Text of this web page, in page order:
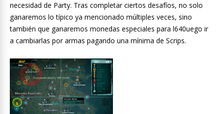
necesidad de Party. Tras completar ciertos desafíos, no solo
ganaremos lo típico ya mencionado múltiples veces, sino
también que ganaremos monedas especiales para l640uego ir
a cambiarlas por armas pagando una mínima de Scrips.